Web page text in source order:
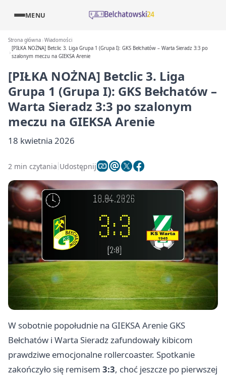
MENU
Strona główna Wiadomości
[PIŁKA NOŻNA] Betclic 3. Liga Grupa 1 (Grupa I): GKS Bełchatów – Warta Sieradz 3:3 po
szalonym meczu na GIEKSA Arenie
[PIŁKA NOŻNA] Betclic 3. Liga
Grupa 1 (Grupa I): GKS Bełchatów –
Warta Sieradz 3:3 po szalonym
meczu na GIEKSA Arenie
18 kwietnia 2026
2 min czytania Udostępnij
W sobotnie popołudnie na GIEKSA Arenie GKS
Bełchatów i Warta Sieradz zafundowały kibicom
prawdziwe emocjonalne rollercoaster. Spotkanie
zakończyło się remisem 3:3, choć jeszcze po pierwszej